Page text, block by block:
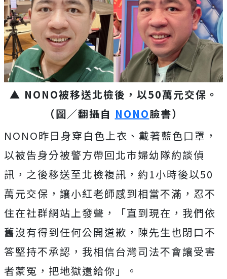
▲ NONO被移送北檢後，以50萬元交保。
（圖／翻攝自 NONO臉書）
NONO昨日身穿白色上衣、戴著藍色口罩，
以被告身分被警方帶回北市婦幼隊約談偵
訊，之後移送至北檢複訊，約1小時後以50
萬元交保，讓小紅老師感到相當不滿，忍不
住在社群網站上發聲，「直到現在，我們依
舊沒有得到任何公開道歉，陳先生也閉口不
答堅持不承認，我相信台灣司法不會讓受害
者蒙冤，把地獄還給你」。